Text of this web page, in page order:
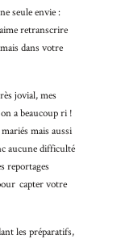
seule envie :
retranscrire
dans votre
jovial, mes
a beaucoup ri !
mais aussi
aucune difficulté
reportages
capter votre
les préparatifs,